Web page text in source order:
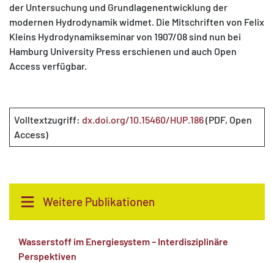
der Untersuchung und Grundlagenentwicklung der
modernen Hydrodynamik widmet. Die Mitschriften von Felix
Kleins Hydrodynamikseminar von 1907/08 sind nun bei
Hamburg University Press erschienen und auch Open
Access verfügbar.
Volltextzugriff: dx.doi.org/10.15460/HUP.186(PDF, Open
Access)
Weitere Publikationen
Wasserstoff im Energiesystem – Interdisziplinäre
Perspektiven